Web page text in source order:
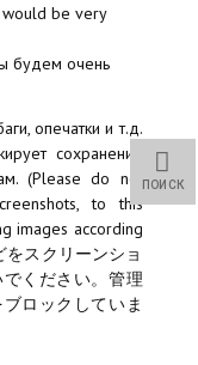
Physics)
Physics)
be very
будем очень
опечатки и т.д.
сохранение
(Please do not
to this
images according
スクリーンショ
ください。管理
ロックしていま
ПОИСК